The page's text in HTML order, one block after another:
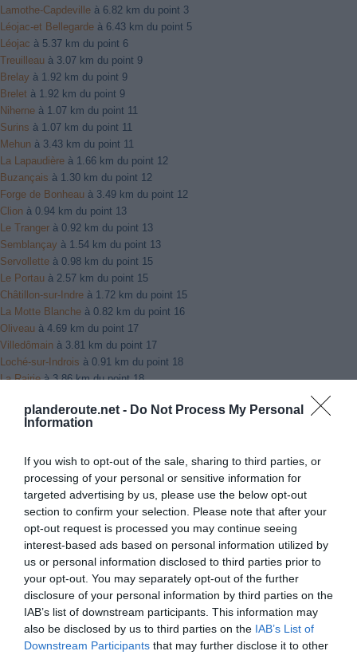
planderoute.net - Do Not Process My Personal
Information
If you wish to opt-out of the sale, sharing to third parties, or
processing of your personal or sensitive information for
targeted advertising by us, please use the below opt-out
section to confirm your selection. Please note that after your
opt-out request is processed you may continue seeing
interest-based ads based on personal information utilized by
us or personal information disclosed to third parties prior to
your opt-out. You may separately opt-out of the further
disclosure of your personal information by third parties on the
IAB’s list of downstream participants. This information may
also be disclosed by us to third parties on the IAB’s List of
Downstream Participants that may further disclose it to other
Lamothe-Capdeville à 6.82 km du point 3
Léojac-et Bellegarde à 6.43 km du point 5
Léojac à 5.37 km du point 6
Treuilleau à 3.07 km du point 9
Brelay à 1.92 km du point 9
Brelet à 1.92 km du point 9
Niherne à 1.07 km du point 11
Surins à 1.07 km du point 11
Mehun à 3.43 km du point 11
La Lapaudière à 1.66 km du point 12
Buzançais à 1.30 km du point 12
Forge de Bonheau à 3.49 km du point 12
Clion à 0.94 km du point 13
Le Tranger à 0.92 km du point 13
Semblançay à 1.54 km du point 13
Servollette à 0.98 km du point 15
Le Portau à 2.57 km du point 15
Châtillon-sur-Indre à 1.72 km du point 15
La Motte Blanche à 0.82 km du point 16
Oliveau à 4.69 km du point 17
Villedômain à 3.81 km du point 17
Loché-sur-Indrois à 0.91 km du point 18
La Rairieà 3.86 km du point 18
Le Pontà 3.82 km du point 19
Sennevièresà 3.81 km du point 19
Chédignyà 3.81 km du point 20
Saint-Quentin-sur-Indrois à 3.26 km du point 20
Sublainesà 2.29 km du point 21
Hommeà 4.08 km du point 21
Le Bois Joubertà 3.32 km du point 21
Chambrayà 3.47 km du point 23
Veignéà 3.29 km du point 23
Montbazonà 2.54 km du point 23
Sainte-Radegonde-de-Touraineà 2.25 km du point 24
Sainte-Radegonde-en-Touraine à 2.25 km du point 24
Saint-Pierre-des-Corpsà 2.21 km du point 24
Saint-Cyr-sur-Loire à 2.48 km du point 30